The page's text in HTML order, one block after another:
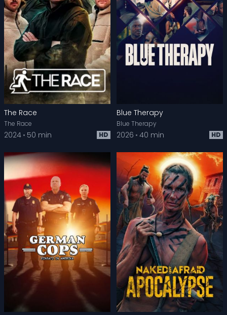
The Race
The Race
2024 50 min HD
Blue Therapy
Blue Therapy
2026 40 min HD